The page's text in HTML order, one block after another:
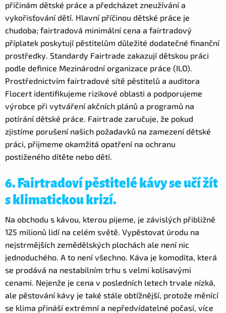
příčinám dětské práce a předcházet zneužívání a
vykořisťování dětí. Hlavní příčinou dětské práce je
chudoba; fairtradová minimální cena a fairtradový
příplatek poskytují pěstitelům důležité dodatečné finanční
prostředky. Standardy Fairtrade zakazují dětskou práci
podle definice Mezinárodní organizace práce (ILO).
Prostřednictvím fairtradové sítě pěstitelů a auditora
Flocert identifikujeme rizikové oblasti a podporujeme
výrobce při vytváření akčních plánů a programů na
potírání dětské práce. Fairtrade zaručuje, že pokud
zjistíme porušení našich požadavků na zamezení dětské
práci, přijmeme okamžitá opatření na ochranu
postiženého dítěte nebo dětí.
6. Fairtradoví pěstitelé kávy se učí žít
s klimatickou krizí.
Na obchodu s kávou, kterou pijeme, je závislých přibližně
125 milionů lidí na celém světě. Vypěstovat úrodu na
nejstrmějších zemědělských plochách ale není nic
jednoduchého. A to není všechno. Káva je komodita, která
se prodává na nestabilním trhu s velmi kolísavými
cenami. Nejenže je cena v posledních letech trvale nízká,
ale pěstování kávy je také stále obtížnější, protože měnící
se klima přináší extrémní a nepředvídatelné počasí, více